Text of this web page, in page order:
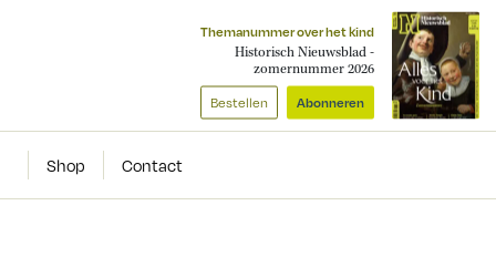
Themanummer over het kind
Historisch Nieuwsblad -
zomernummer 2026
Bestellen Abonneren
Shop Contact